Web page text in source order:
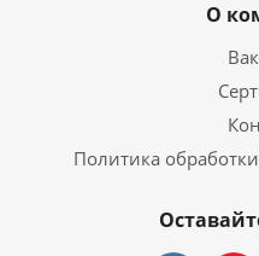
О
Политика